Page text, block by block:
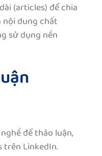
(articles) để chia
dung chất
sử dụng nền
để thảo luận,
trên LinkedIn.